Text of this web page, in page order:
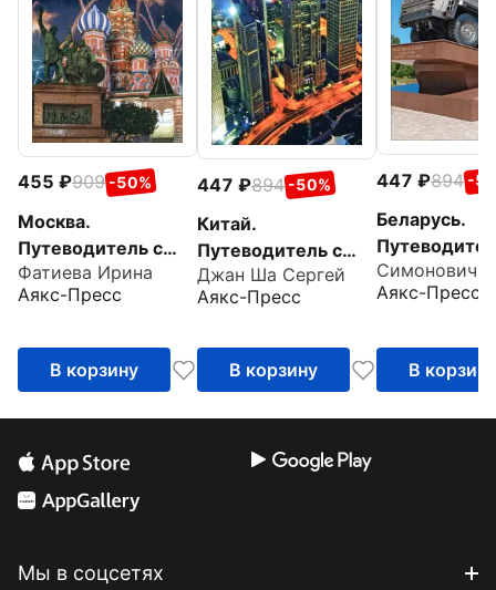
455 909 -50%
Москва.
Путеводитель с
маршрутами
Фатиева Ирина
Аякс-Пресс
В корзину
447 894 -50%
Китай.
Путеводитель с
маршрутами +
карта
Джан Ша Сергей
Аякс-Пресс
В корзину
447 894 -
Беларусь.
маршрутами
Аякс-Пресс
В корзину
Мы в соцсетях